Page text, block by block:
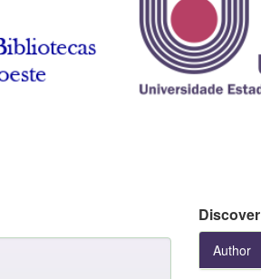
Discover
Author